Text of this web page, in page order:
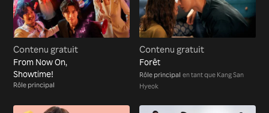
Contenu gratuit
From Now On,
Showtime!
Rôle principal
Contenu gratuit
Forêt
Rôle principal en tant que Kang San
Hyeok